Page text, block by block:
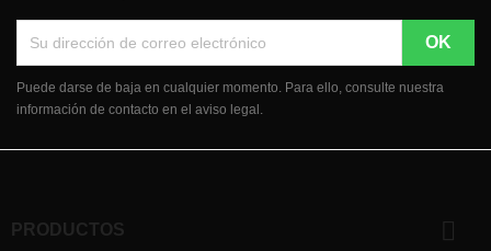
Puede darse de baja en cualquier momento. Para ello, consulte nuestra
información de contacto en el aviso legal.
PRODUCTOS 